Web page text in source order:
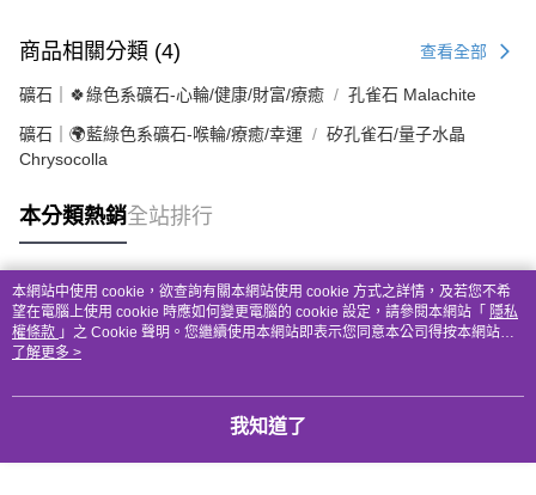
商品相關分類 (4) 查看全部
礦石｜🍀綠色系礦石-心輪/健康/財富/療癒 孔雀石 Malachite
礦石｜🌍藍綠色系礦石-喉輪/療癒/幸運
矽孔雀石/量子水晶
Chrysocolla
本分類熱銷全站排行
熱門標籤
本網站中使用 cookie，欲查詢有關本網站使用 cookie 方式之詳情，及若您不希
望在電腦上使用 cookie 時應如何變更電腦的 cookie 設定，請參閱本網站「 隱私
權條款 」之 Cookie 聲明。您繼續使用本網站即表示您同意本公司得按本網站使
用條款之 Cookie 聲明使用 cookie。
了解更多 >
我知道了